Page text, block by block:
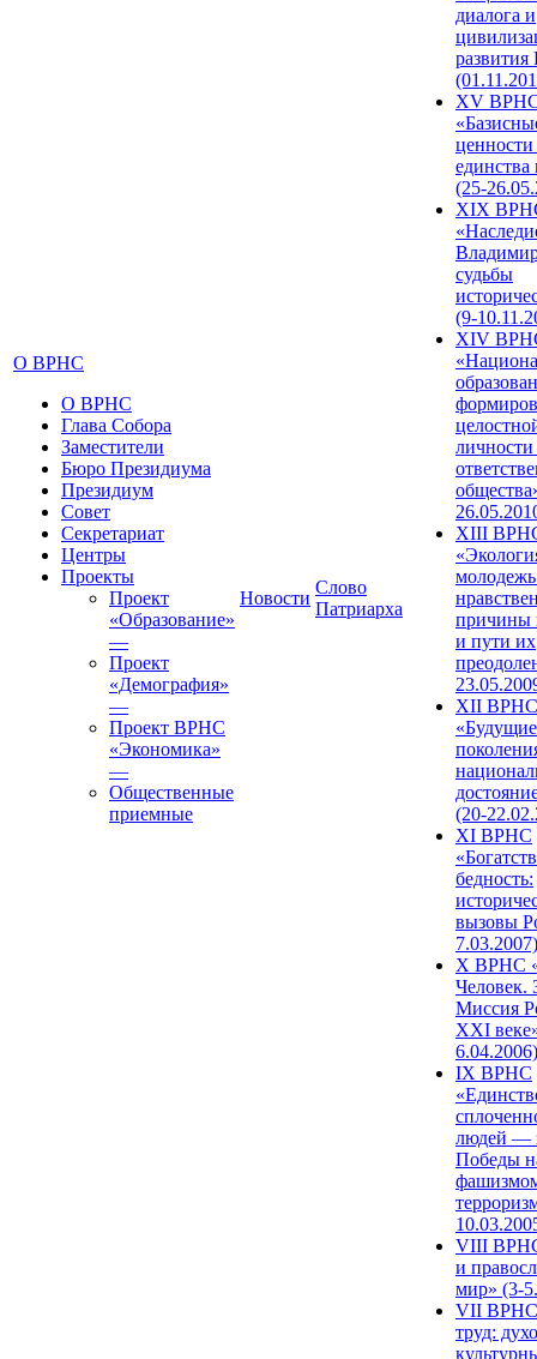
О ВРНС
О ВРНС
Глава Собора
Заместители
Бюро Президиума
Президиум
Совет
Секретариат
Центры
Проекты
Проект
«Образование»
—
Проект
«Демография»
—
Проект ВРНС
«Экономика»
—
Общественные
приемные
Новости
Слово
Патриарха
диалога и
развития
XV
единства
(25-
XIX
судьбы
(9-
XIV
XIII
причины
и пути их
XII ВРНС
«Будущие
(20-
XI ВРНС
бедность:
вызовы
7.03.2007)
X ВРНС
Человек.
Миссия
XXI
6.04.2006)
IX ВРНС
людей —
Победы
VIII
и
мир» (3-
VII ВРНС
труд: